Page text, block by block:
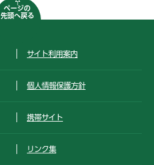
ページの
先頭へ戻る
サイト利用案内
個人情報保護方針
携帯サイト
リンク集